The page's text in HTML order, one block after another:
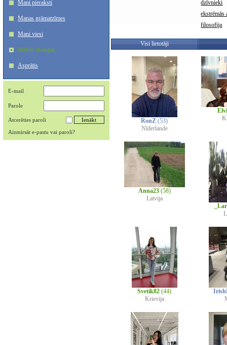
Mani pieraksti
Manas grāmatzīmes
Mani viesi
Meklēt draugus
Asprātis
E-mail
Parole
Atcerēties paroli
Aizmirsāt e-pastu vai paroli?
dzīvnieki
ekstrēmās
filosofija
Visi lietotāji
RonZ (53)
Nīderlande
Anna23 (58)
Latvija
Svetik82 (44)
Krievija